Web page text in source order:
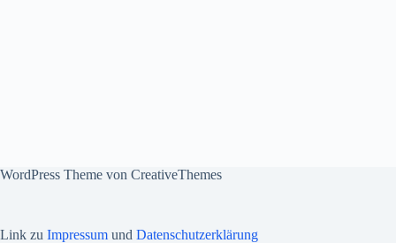
WordPress Theme von CreativeThemes
Link zu Impressum und Datenschutzerklärung